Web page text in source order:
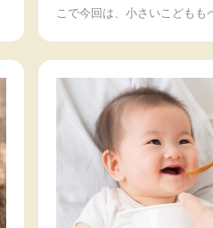
こで今回は、小さいこどもも